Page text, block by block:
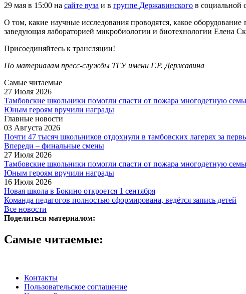
29 мая в 15:00 на сайте вуза и в группе Державинского в социальной
О том, какие научные исследования проводятся, какое
заведующая лабораторией микробиологии и биотехнологии Елена
Присоединяйтесь к трансляции!
По материалам пресс-службы ТГУ имени Г.Р. Державина
Самые читаемые
27 Июля 2026
Тамбовские школьники помогли спасти от пожара многодетную
Юным героям вручили награды
Главные новости
03 Августа 2026
Почти 47 тысяч школьников отдохнули в тамбовских лагерях за
Впереди – финальные смены
27 Июля 2026
Тамбовские школьники помогли спасти от пожара многодетную
Юным героям вручили награды
16 Июля 2026
Новая школа в Бокино откроется 1 сентября
Команда педагогов полностью сформирована, ведётся запись детей
Все новости
Поделиться материалом:
Самые читаемые:
Контакты
Пользовательское соглашение